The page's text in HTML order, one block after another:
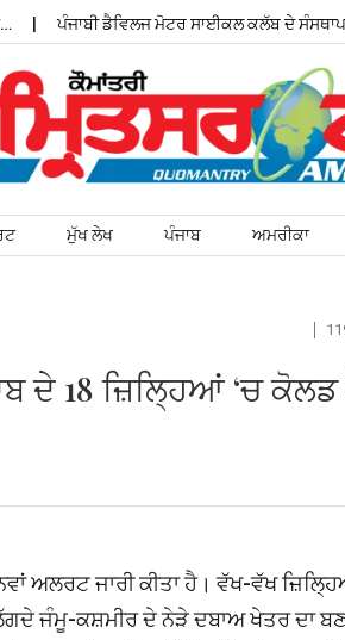
ਪੰਜਾਬੀ ਡੈਵਿਲਜ ਮੋਟਰ ਸਾਈਕਲ ਕਲੱਬ ਦੇ ਸੰਸਥਾਪਕ
ਮੁੱਖ ਲੇਖ ਪੰਜਾਬ ਅਮਰੀਕਾ
ਦੇ 18 ਜ਼ਿਲ੍ਹਿਆਂ ‘ਚ
ਅਲਰਟ ਜਾਰੀ ਕੀਤਾ ਹੈ। ਵੱਖ-ਵੱਖ
ਜੰਮੂ-ਕਸ਼ਮੀਰ ਦੇ ਨੇੜੇ ਦਬਾਅ ਖੇਤਰ ਦਾ